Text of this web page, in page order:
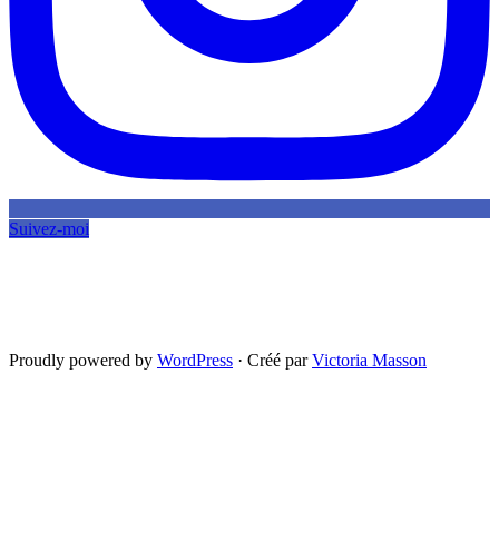
Suivez-moi
Proudly powered by WordPress · Créé parVictoria Masson